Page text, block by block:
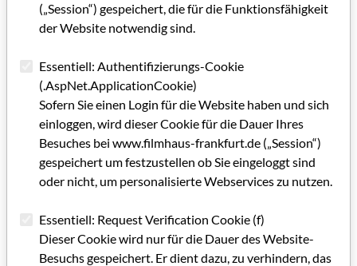
Konzept für eine Kino-Förderung
Eine Lobby für den Trickfilm
Filmausbildung an der Hochschule für Gestaltung in
Offenbach?
Helmut Herbst anläßlich der Anhörung vor dem
Hessischen Landtag
Stellungnahme des Filmbüro Hessen
Informationen
(„Session“) gespeichert, die für die Funktionsfähigkeit
der Website notwendig sind.
Essentiell: Authentifizierungs-Cookie
(.AspNet.ApplicationCookie)
Sofern Sie einen Login für die Website haben und sich
einloggen, wird dieser Cookie für die Dauer Ihres
Besuches bei www.filmhaus-frankfurt.de („Session“)
gespeichert um festzustellen ob Sie eingeloggt sind
oder nicht, um personalisierte Webservices zu nutzen.
Essentiell: Request Verification Cookie (f)
Dieser Cookie wird nur für die Dauer des Website-
Besuchs gespeichert. Er dient dazu, zu verhindern, das